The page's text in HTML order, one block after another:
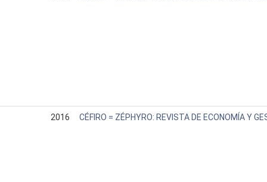
2016 CÉFIRO = ZÉPHYRO: REVISTA DE ECONOMÍA Y